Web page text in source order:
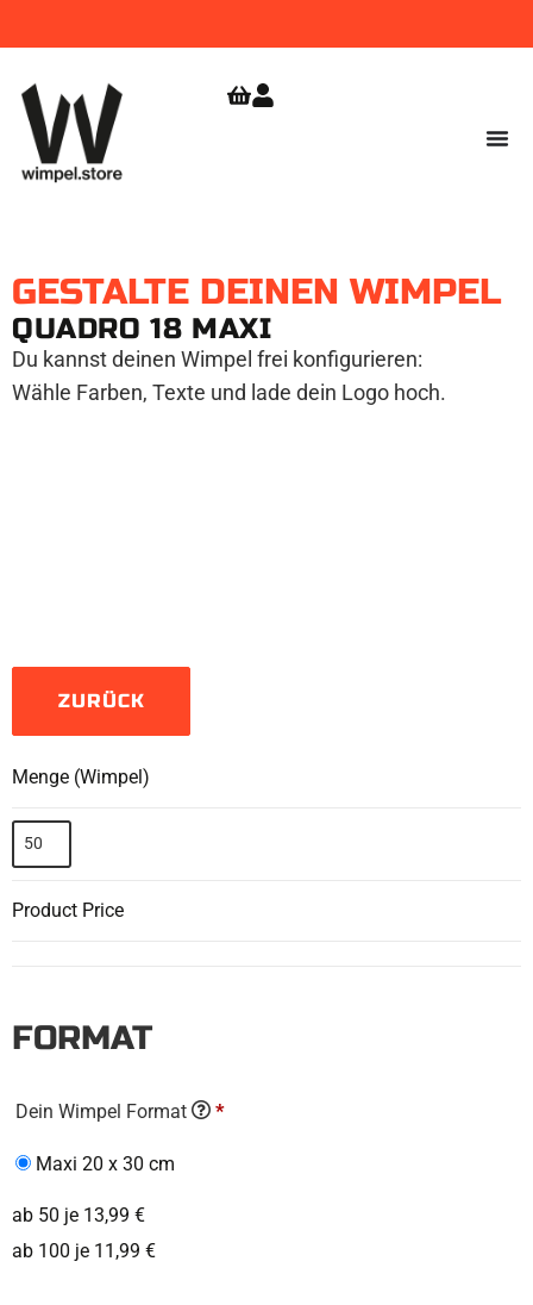
SHOPERÖFFNUNG
GESTALTE DEINEN WIMPEL
QUADRO 18 MAXI
Du kannst deinen Wimpel frei konfigurieren:
Wähle Farben, Texte und lade dein Logo hoch.
ZURÜCK
Menge (Wimpel)
Product Price
FORMAT
Dein Wimpel Format *
Maxi 20 x 30 cm
ab 50 je 13,99 €
ab 100 je 11,99 €